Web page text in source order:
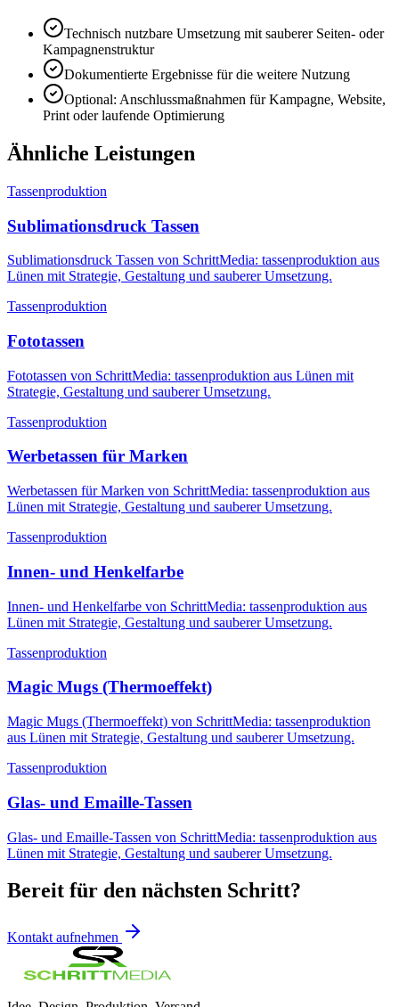
Technisch nutzbare Umsetzung mit sauberer Seiten- oder
Kampagnenstruktur
Dokumentierte Ergebnisse für die weitere Nutzung
Optional: Anschlussmaßnahmen für Kampagne, Website,
Print oder laufende Optimierung
Ähnliche Leistungen
Tassenproduktion
Sublimationsdruck Tassen
Sublimationsdruck Tassen von SchrittMedia: tassenproduktion aus
Lünen mit Strategie, Gestaltung und sauberer Umsetzung.
Tassenproduktion
Fototassen
Fototassen von SchrittMedia: tassenproduktion aus Lünen mit
Strategie, Gestaltung und sauberer Umsetzung.
Tassenproduktion
Werbetassen für Marken
Werbetassen für Marken von SchrittMedia: tassenproduktion aus
Lünen mit Strategie, Gestaltung und sauberer Umsetzung.
Tassenproduktion
Innen- und Henkelfarbe
Innen- und Henkelfarbe von SchrittMedia: tassenproduktion aus
Lünen mit Strategie, Gestaltung und sauberer Umsetzung.
Tassenproduktion
Magic Mugs (Thermoeffekt)
Magic Mugs (Thermoeffekt) von SchrittMedia: tassenproduktion
aus Lünen mit Strategie, Gestaltung und sauberer Umsetzung.
Tassenproduktion
Glas- und Emaille-Tassen
Glas- und Emaille-Tassen von SchrittMedia: tassenproduktion aus
Lünen mit Strategie, Gestaltung und sauberer Umsetzung.
Bereit für den nächsten Schritt?
Kontakt aufnehmen